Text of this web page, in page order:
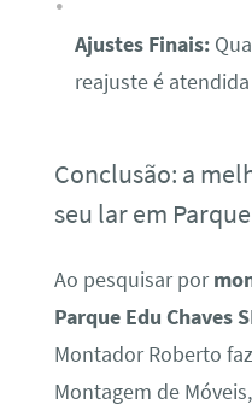
Ajustes Finais:
reajuste é
Conclusão: a
seu lar em
Ao pesquisar por
Parque Edu Chaves
Montador Roberto
Montagem de